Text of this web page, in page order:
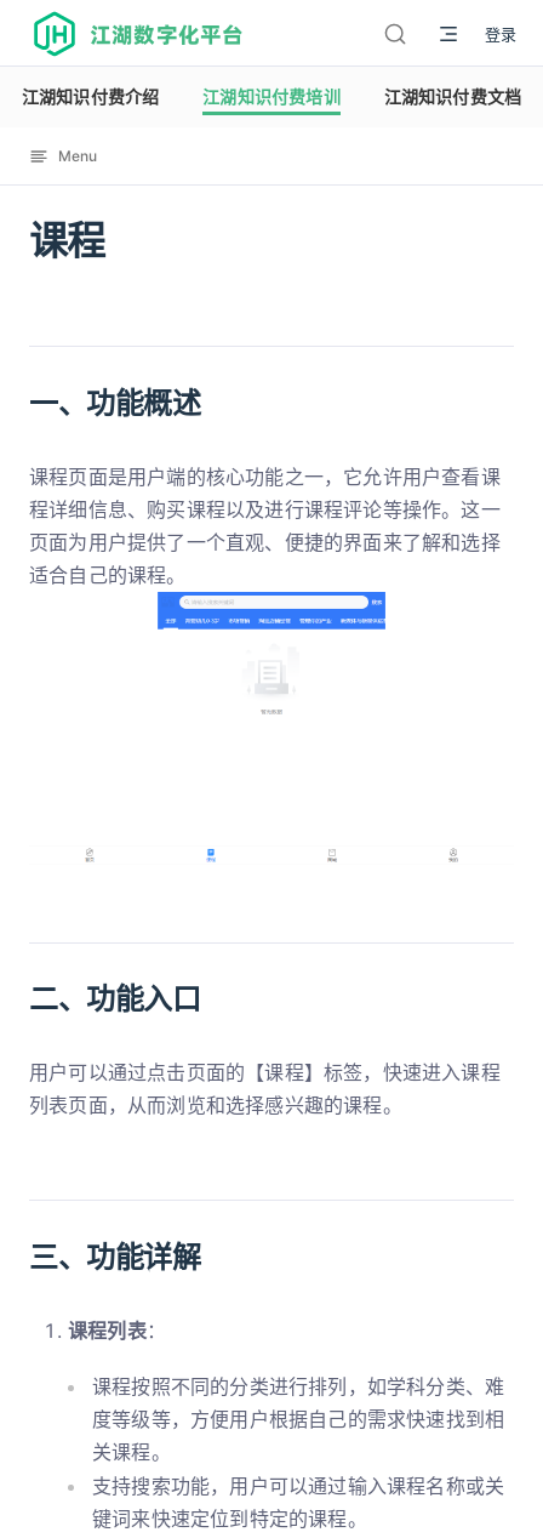
江湖数字化平台 登录
江湖知识付费介绍 江湖知识付费培训 江湖知识付费文档
Menu
课程
12119
一、功能概述
课程页面是用户端的核心功能之一，它允许用户查看课
程详细信息、购买课程以及进行课程评论等操作。这一
页面为用户提供了一个直观、便捷的界面来了解和选择
适合自己的课程。
二、功能入口
用户可以通过点击页面的【课程】标签，快速进入课程
列表页面，从而浏览和选择感兴趣的课程。
三、功能详解
课程列表：
课程按照不同的分类进行排列，如学科分类、难
度等级等，方便用户根据自己的需求快速找到相
关课程。
支持搜索功能，用户可以通过输入课程名称或关
键词来快速定位到特定的课程。